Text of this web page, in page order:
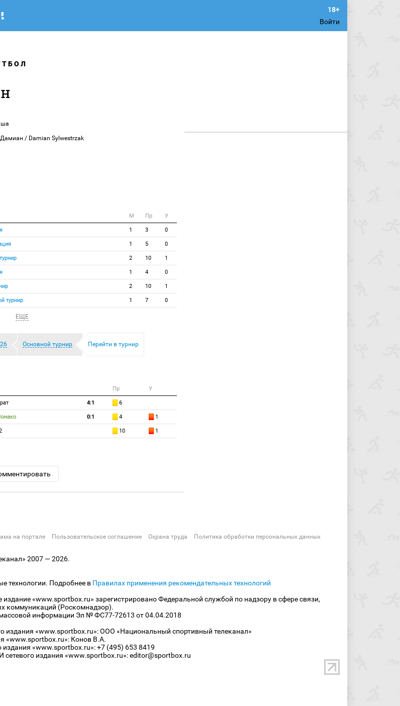
Войти
/ Damian Sylwestrzak
М Пр У
1 3 0
1 5 0
2 10 1
1 4 0
2 10 1
турнир 1 7 0
ЕЩЕ
Основной турнир Перейти в турнир
Пр У
4:1 6
0:1 4 1
10 1
на портале Пользовательское соглашение Охрана труда Политика обработки персональных данных
2007 — 2026.
технологии. Подробнее в Правилах применения рекомендательных технологий
«www.sportbox.ru» зарегистрировано Федеральной службой по надзору в сфере связи,
коммуникаций (Роскомнадзор).
массовой информации Эл № ФС77-72613 от 04.04.2018
издания «www.sportbox.ru»: ООО «Национальный спортивный телеканал»
«www.sportbox.ru»: Конов В.А.
«www.sportbox.ru»: +7 (495) 653 8419
издания «www.sportbox.ru»: editor@sportbox.ru